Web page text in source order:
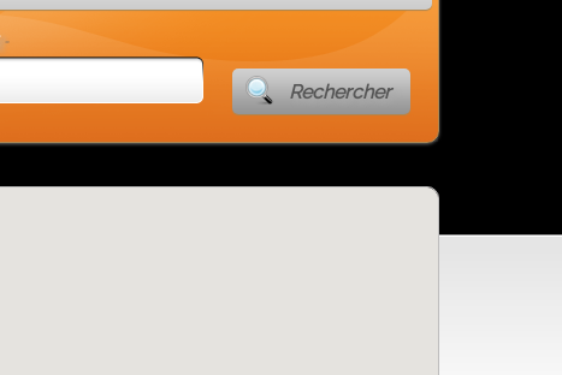
-
Rechercher